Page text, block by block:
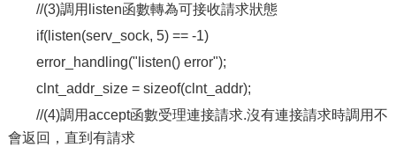
//(3)調用listen函數轉為可接收請求狀態
if(listen(serv_sock, 5) == -1)
error_handling("listen() error");
clnt_addr_size = sizeof(clnt_addr);
//(4)調用accept函數受理連接請求.沒有連接請求時調用不
會返回，直到有請求